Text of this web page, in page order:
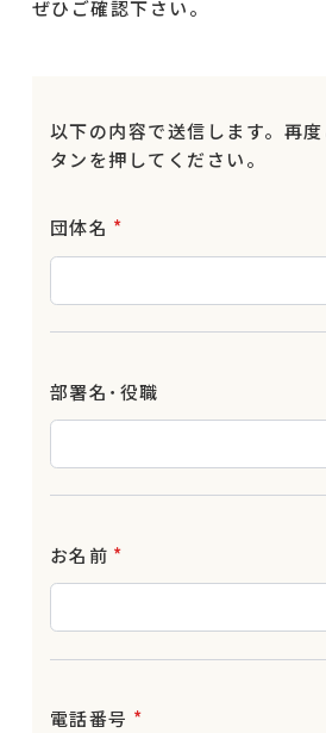
ぜひご確認下さい。
以下の内容で送信します。再
タンを押してください。
団体名 *
部署名･役職
お名前 *
電話番号 *